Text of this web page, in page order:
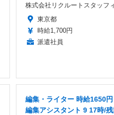
株式会社リクルートスタッフ
東京都
時給1,700円
派遣社員
編集・ライター 時給1650
編集アシスタント 9 17時/